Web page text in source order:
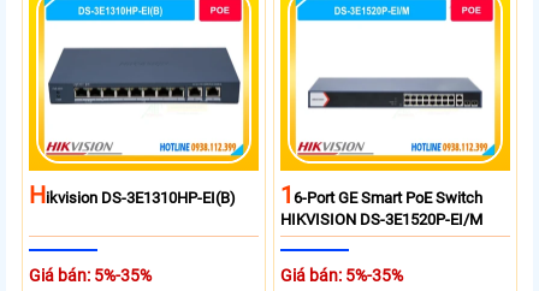
HIkvision DS-3E1310HP-EI(B)
Giá bán: 5%-35%
16-Port GE Smart PoE Switch
HIKVISION DS-3E1520P-EI/M
Giá bán: 5%-35%